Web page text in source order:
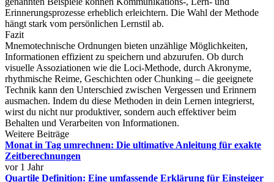
Erinnerungsprozesse erheblich erleichtern. Die Wahl der Methode
hängt stark vom persönlichen Lernstil ab.
Fazit
Mnemotechnische Ordnungen bieten unzählige Möglichkeiten,
Informationen effizient zu speichern und abzurufen. Ob durch
visuelle Assoziationen wie die Loci-Methode, durch Akronyme,
rhythmische Reime, Geschichten oder Chunking – die geeignete
Technik kann den Unterschied zwischen Vergessen und Erinnern
ausmachen. Indem du diese Methoden in dein Lernen integrierst,
wirst du nicht nur produktiver, sondern auch effektiver beim
Behalten und Verarbeiten von Informationen.
Weitere Beiträge
Monat in Tag umrechnen: Die ultimative Anleitung für exakte
Zeitberechnungen
vor 1 Jahr
Quartile Definition: Eine umfassende Erklärung für Einsteiger